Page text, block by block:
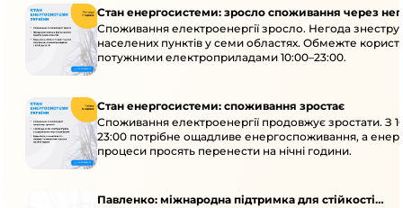
Стан енергосистеми: зросло споживання через
Споживання електроенергії зросло. Негода
населених пунктів у семи областях. Обмежте
потужними електроприладами 10:00–23:00.
Стан енергосистеми: споживання зростає
Споживання електроенергії продовжує зростати. З
23:00 потрібне ощадливе енергоспоживання, а
процеси просять перенести на нічні години.
Павленко: міжнародна підтримка для стійкості